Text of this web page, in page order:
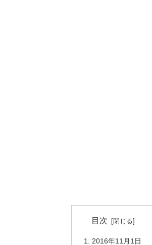
目次
2016年11月1日